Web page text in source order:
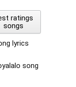
ratings
songs
lyrics
song